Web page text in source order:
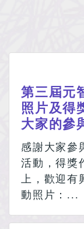
第三屆元
照片及得
大家的參
感謝大家參
活動，得獎
上，歡迎有
動照片：...